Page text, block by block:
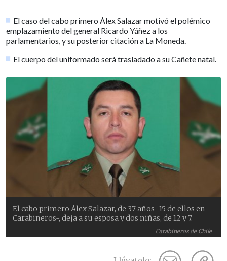
El caso del cabo primero Álex Salazar motivó el polémico
emplazamiento del general Ricardo Yáñez a los
parlamentarios, y su posterior citación a La Moneda.
El cuerpo del uniformado será trasladado a su Cañete natal.
Carabineros de Chile
El cabo primero Álex Salazar, de 37 años -15 de ellos en
Carabineros-, deja a su esposa y dos niñas, de 12 y 7.